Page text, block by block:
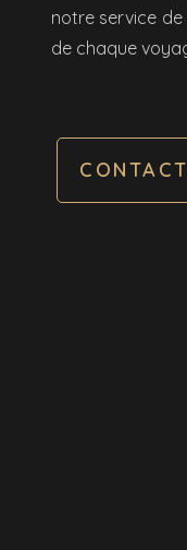
notre service de
de chaque